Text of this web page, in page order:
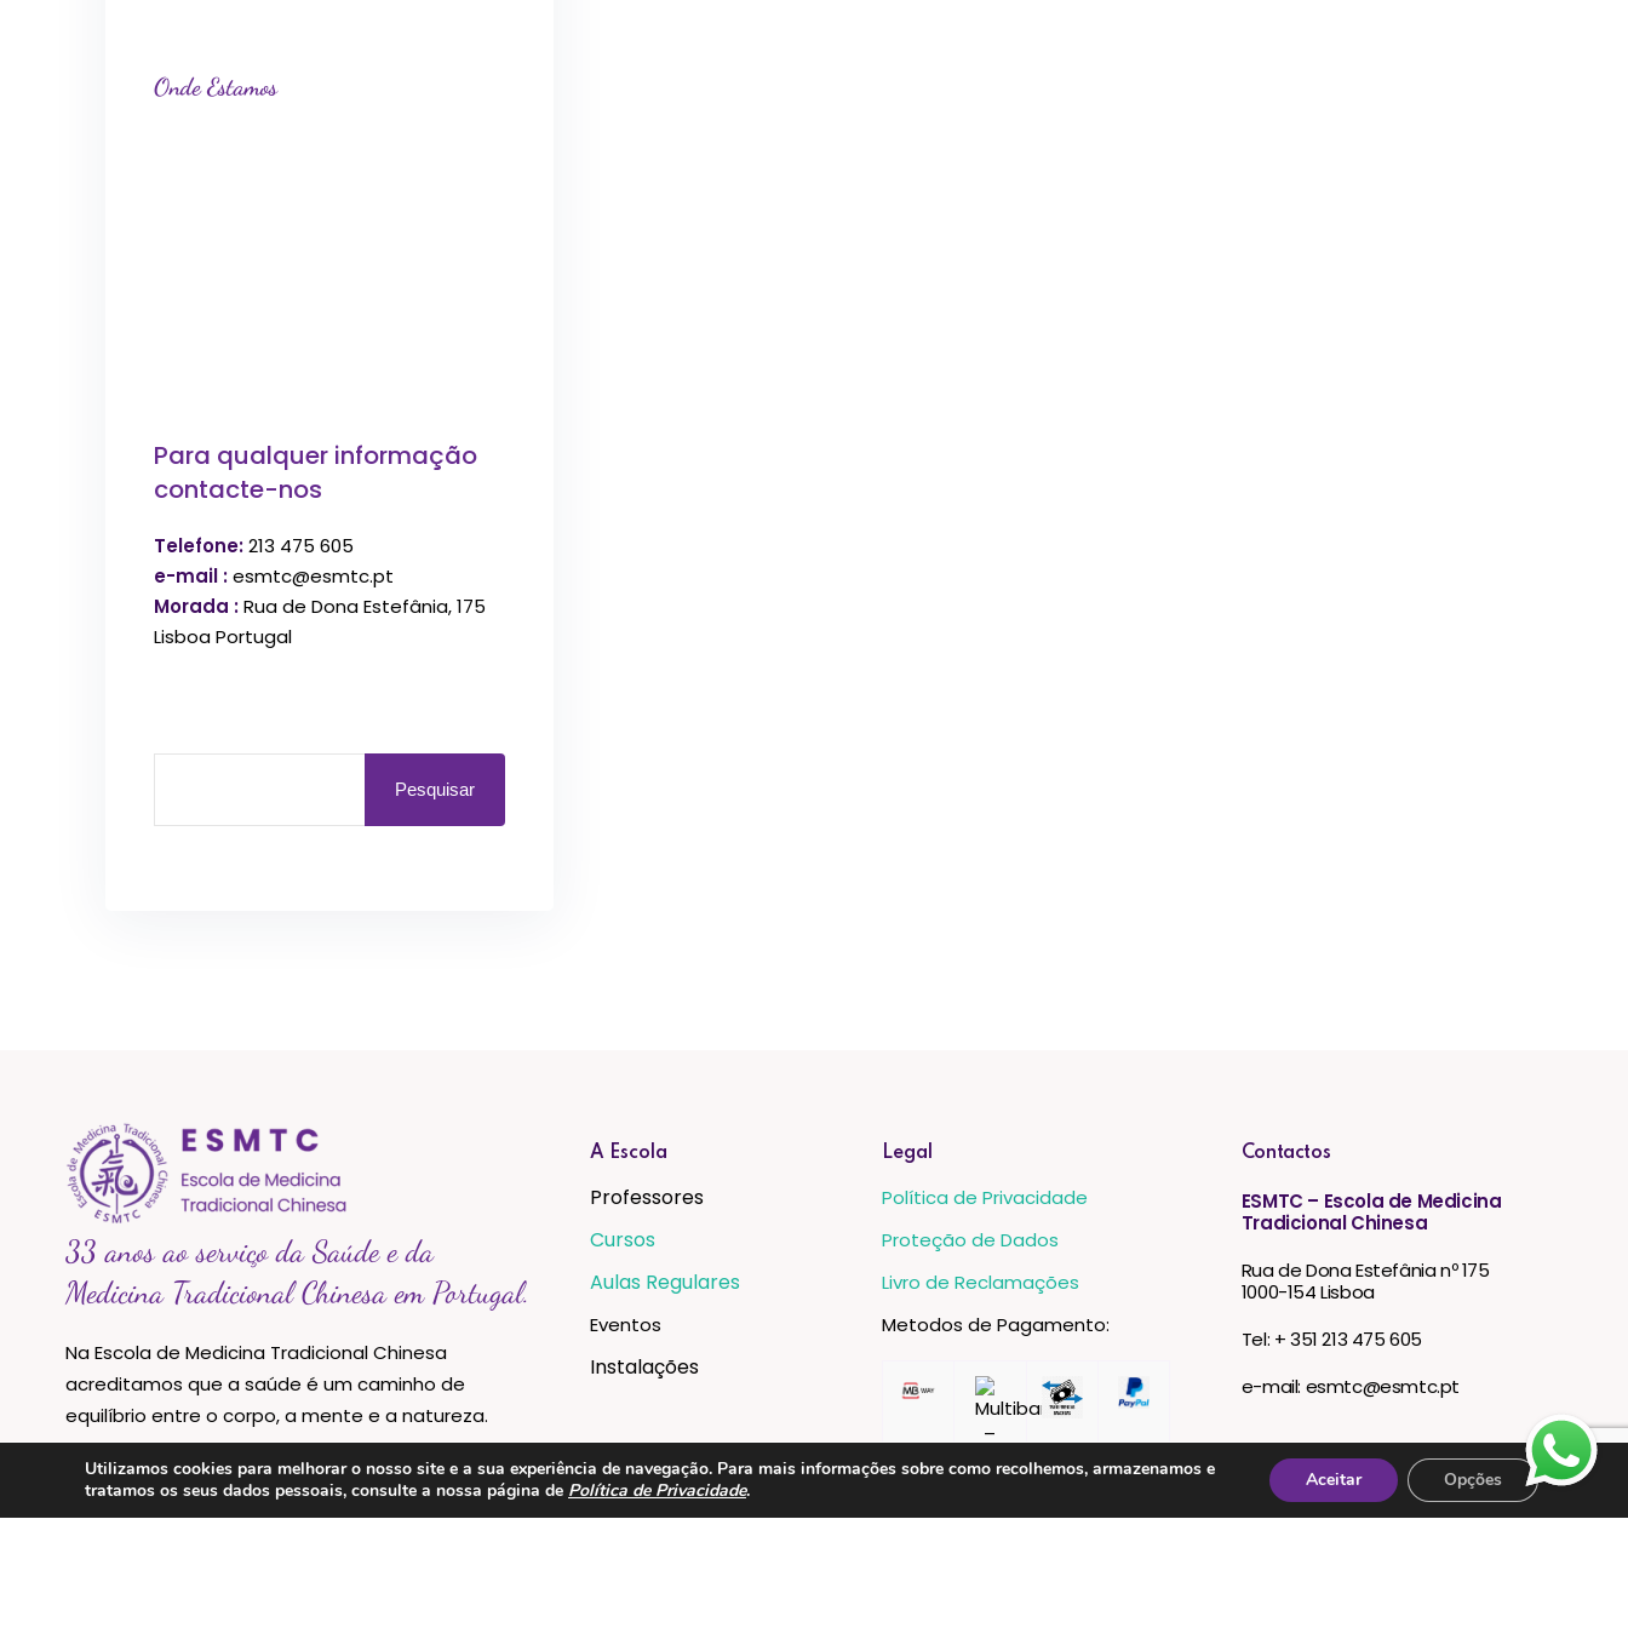
Onde Estamos
Para qualquer informação
contacte-nos
Telefone:213 475 605
e-mail :esmtc@esmtc.pt
Morada :Rua de Dona Estefânia, 175
Lisboa Portugal
Pesquisar
33 anos ao serviço da Saúde e da
Medicina Tradicional Chinesa em Portugal.
Na Escola de Medicina Tradicional Chinesa
acreditamos que a saúde é um caminho de
equilíbrio entre o corpo, a mente e a natureza.
A Escola
Professores
Cursos
Aulas Regulares
Eventos
Instalações
Legal
Política de Privacidade
Proteção de Dados
Livro de Reclamações
Metodos de Pagamento:
Contactos
ESMTC – Escola de Medicina
Tradicional Chinesa
Rua de Dona Estefânia nº 175
1000-154 Lisboa
Tel: + 351 213 475 605
e-mail: esmtc@esmtc.pt
Utilizamos cookies para melhorar o nosso site e a sua experiência de navegação. Para mais informações sobre como recolhemos, armazenamos e
tratamos os seus dados pessoais, consulte a nossa página de Política de Privacidade. Aceitar Opções